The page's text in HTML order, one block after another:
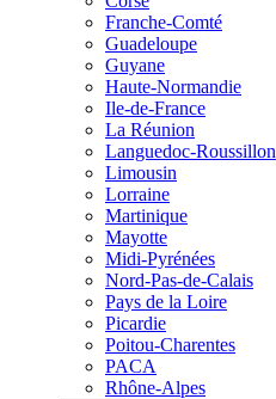
Franche-Comté
Guadeloupe
Guyane
Haute-Normandie
Ile-de-France
La Réunion
Languedoc-Roussillon
Limousin
Lorraine
Martinique
Mayotte
Midi-Pyrénées
Nord-Pas-de-Calais
Pays de la Loire
Picardie
Poitou-Charentes
PACA
Rhône-Alpes